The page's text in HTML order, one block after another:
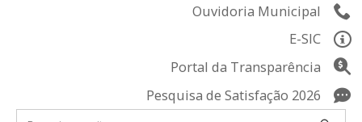
Ouvidoria Municipal
E-SIC
Portal da Transparência
Pesquisa de Satisfação 2026